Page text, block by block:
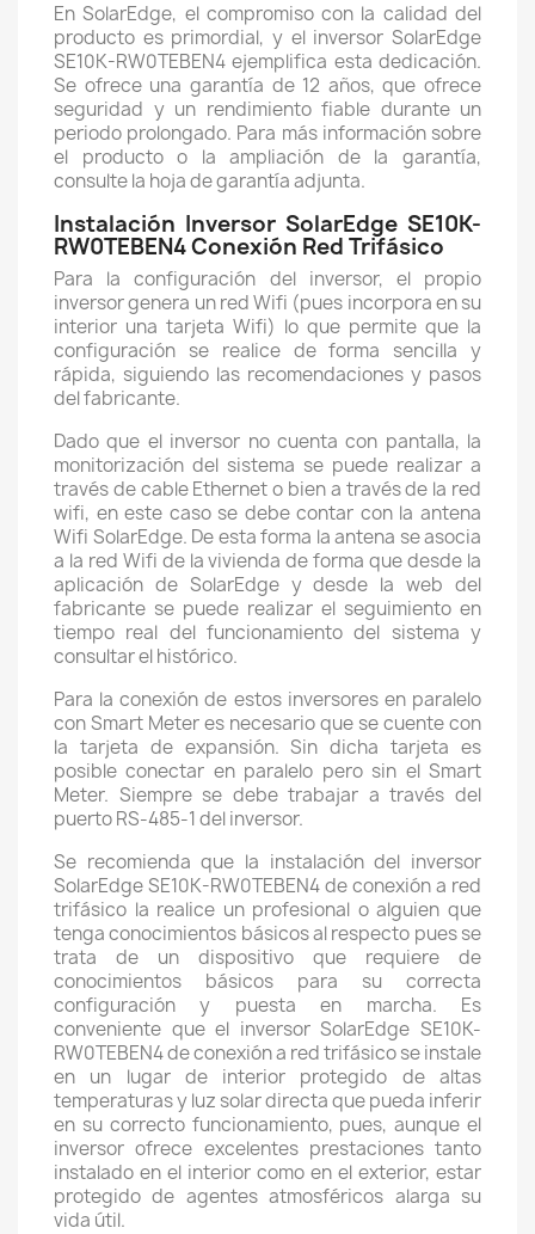
En SolarEdge, el compromiso con la calidad del
producto es primordial, y el inversor SolarEdge
SE10K-RW0TEBEN4 ejemplifica esta dedicación.
Se ofrece una garantía de 12 años, que ofrece
seguridad y un rendimiento fiable durante un
periodo prolongado. Para más información sobre
el producto o la ampliación de la garantía,
consulte la hoja de garantía adjunta.
Instalación Inversor SolarEdge SE10K-
RW0TEBEN4 Conexión Red Trifásico
Para la configuración del inversor, el propio
inversor genera un red Wifi (pues incorpora en su
interior una tarjeta Wifi) lo que permite que la
configuración se realice de forma sencilla y
rápida, siguiendo las recomendaciones y pasos
del fabricante.
Dado que el inversor no cuenta con pantalla, la
monitorización del sistema se puede realizar a
través de cable Ethernet o bien a través de la red
wifi, en este caso se debe contar con la antena
Wifi SolarEdge. De esta forma la antena se asocia
a la red Wifi de la vivienda de forma que desde la
aplicación de SolarEdge y desde la web del
fabricante se puede realizar el seguimiento en
tiempo real del funcionamiento del sistema y
consultar el histórico.
Para la conexión de estos inversores en paralelo
con Smart Meter es necesario que se cuente con
la tarjeta de expansión. Sin dicha tarjeta es
posible conectar en paralelo pero sin el Smart
Meter. Siempre se debe trabajar a través del
puerto RS-485-1 del inversor.
Se recomienda que la instalación del inversor
SolarEdge SE10K-RW0TEBEN4 de conexión a red
trifásico la realice un profesional o alguien que
tenga conocimientos básicos al respecto pues se
trata de un dispositivo que requiere de
conocimientos básicos para su correcta
configuración y puesta en marcha. Es
conveniente que el inversor SolarEdge SE10K-
RW0TEBEN4 de conexión a red trifásico se instale
en un lugar de interior protegido de altas
temperaturas y luz solar directa que pueda inferir
en su correcto funcionamiento, pues, aunque el
inversor ofrece excelentes prestaciones tanto
instalado en el interior como en el exterior, estar
protegido de agentes atmosféricos alarga su
vida útil.